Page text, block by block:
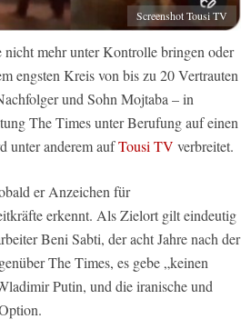
Screenshot Tousi TV
nicht mehr unter Kontrolle bringen oder
engsten Kreis von bis zu 20 Vertrauten
und Sohn Mojtaba – in
The Times unter Berufung auf einen
unter anderem aufTousi TV verbreitet.
er Anzeichen für
erkennt. Als Zielort gilt eindeutig
Beni Sabti, der acht Jahre nach der
The Times, es gebe „keinen
Putin, und die iranische und